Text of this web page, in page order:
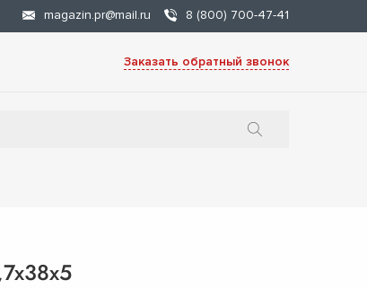
magazin.pr@mail.ru 8 (800) 700-47-41
Заказать обратный звонок